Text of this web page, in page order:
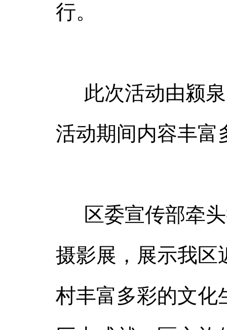
行。
此次活动由颍
活动期间内容丰富
区委宣传部牵
摄影展，展示我区
村丰富多彩的文化